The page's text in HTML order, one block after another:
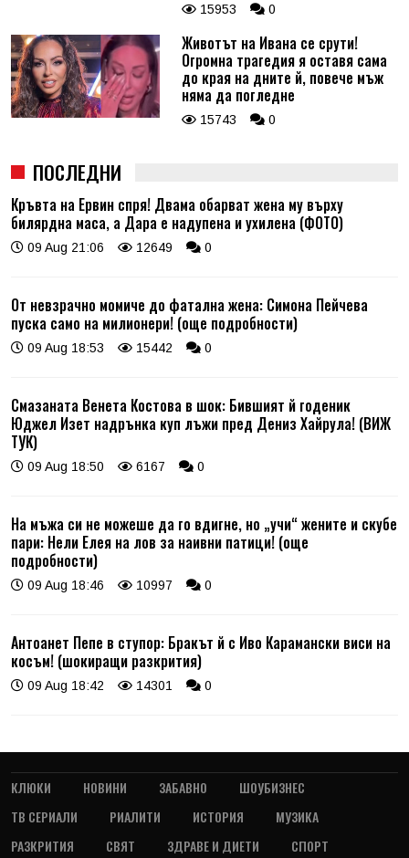
15953 0
Животът на Ивана се срути!
Огромна трагедия я оставя сама
до края на дните й, повече мъж
няма да погледне
15743 0
ПОСЛЕДНИ
Кръвта на Ервин спря! Двама обарват жена му върху
билярдна маса, а Дара е надупена и ухилена (ФОТО)
09 Aug 21:06 12649 0
От невзрачно момиче до фатална жена: Симона Пейчева
пуска само на милионери! (още подробности)
09 Aug 18:53 15442 0
Смазаната Венета Костова в шок: Бившият й годеник
Юджел Изет надрънка куп лъжи пред Дениз Хайрула! (ВИЖ
ТУК)
09 Aug 18:50 6167 0
На мъжа си не можеше да го вдигне, но „учи“ жените и скубе
пари: Нели Елея на лов за наивни патици! (още
подробности)
09 Aug 18:46 10997 0
Антоанет Пепе в ступор: Бракът й с Иво Карамански виси на
косъм! (шокиращи разкрития)
09 Aug 18:42 14301 0
КЛЮКИ НОВИНИ ЗАБАВНО
ШОУБИЗНЕС
ТВ СЕРИАЛИ
РИАЛИТИ ИСТОРИЯ
МУЗИКА
РАЗКРИТИЯ
СВЯТ ЗДРАВЕ И ДИЕТИ СПОРТ